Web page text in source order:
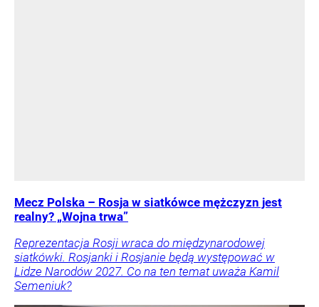
Mecz Polska – Rosja w siatkówce mężczyzn jest
realny? „Wojna trwa”
Reprezentacja Rosji wraca do międzynarodowej
siatkówki. Rosjanki i Rosjanie będą występować w
Lidze Narodów 2027. Co na ten temat uważa Kamil
Semeniuk?